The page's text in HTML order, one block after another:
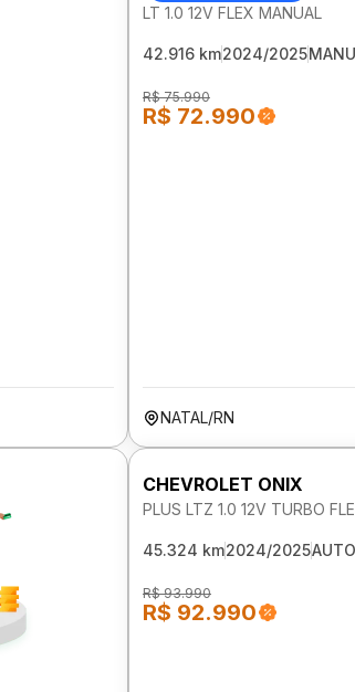
LT 1.0 12V FLEX MANUAL
42.916 km2024/2025
R$ 75.990
R$ 72.990
NATAL/RN
CHEVROLET ONIX
PLUS LTZ 1.0 12V TURBO
45.324 km2024/2025
R$ 93.990
R$ 92.990